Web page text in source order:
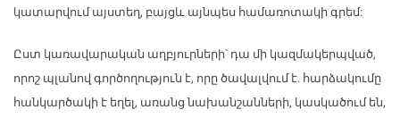
կատարվում այստեղ, բայցև այնպես համառոտակի գրեմ:
Ըստ կառավարական աղբյուրների՝ դա մի կազմակերպված,
որոշ պլանով գործողություն է, որը ծավալվում է. հարձակումը
հանկարծակի է եղել, առանց նախանշանների, կասկածում են,